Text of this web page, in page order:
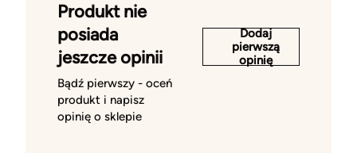
Produkt nie
posiada
jeszcze opinii
Bądź pierwszy - oceń
produkt i napisz
opinię o sklepie
Dodaj
pierwszą
opinię